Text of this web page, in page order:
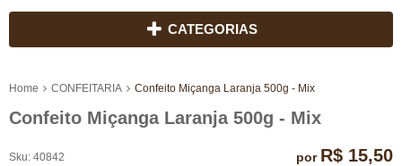
CATEGORIAS
Home CONFEITARIA Confeito Miçanga Laranja 500g - Mix
Confeito Miçanga Laranja 500g - Mix
Sku: 40842
por R$ 15,50